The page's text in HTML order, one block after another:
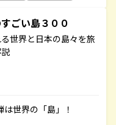
ごい島３００
世界と日本の島々を旅
は世界の「島」！